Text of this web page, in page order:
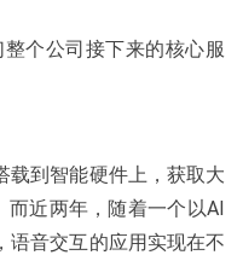
个公司接下来的核心服
载到智能硬件上，获取大
而近两年，随着一个以AI
语音交互的应用实现在不